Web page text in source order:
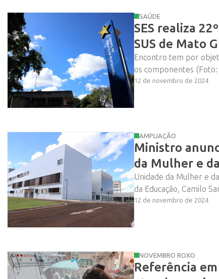
SAÚDE
SES realiza
SUS de Mato
Encontro tem por
os componentes
12 de novembro de 2024
AMPLIAÇÃO
Ministro
da Mulher e
Unidade da Mulher e
da Educação, Camilo
12 de novembro de 2024
NOVEMBRO ROXO
Referência